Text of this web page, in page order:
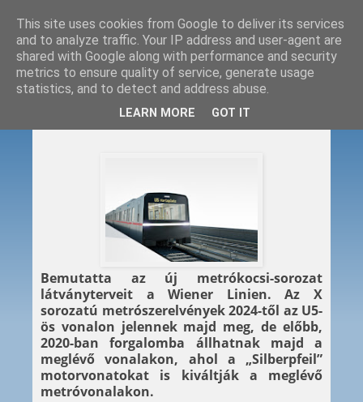
2018. 03. 08.
X-faktor a bécsi metróban
Bemutatta az új metrókocsi-sorozat
látványterveit a Wiener Linien. Az X
sorozatú metrószerelvények 2024-től az U5-
ös vonalon jelennek majd meg, de előbb,
2020-ban forgalomba állhatnak majd a
meglévő vonalakon, ahol a „Silberpfeil”
motorvonatokat is kiváltják a meglévő
metróvonalakon.
This site uses cookies from Google to deliver its services
and to analyze traffic. Your IP address and user-agent are
shared with Google along with performance and security
metrics to ensure quality of service, generate usage
statistics, and to detect and address abuse.
LEARN MORE GOT IT